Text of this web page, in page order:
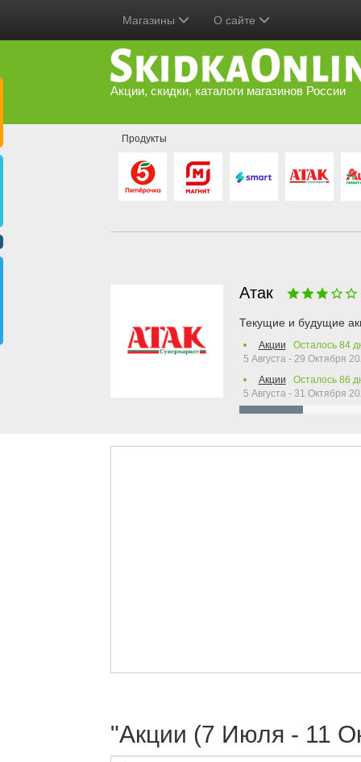
Магазины О сайте
Акции, скидки, каталоги магазинов России
Продукты
Атак
Текущие и будущие
Акции Осталось 84
5 Августа - 29 Октября
Акции
Осталось 86
5 Августа - 31 Октября
"Акции (7 Июля - 11